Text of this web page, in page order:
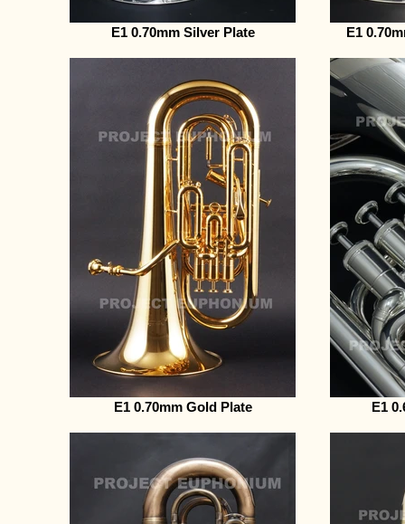
E1 0.70mm Silver Plate E1
E1 0.70mm Gold Plate E1